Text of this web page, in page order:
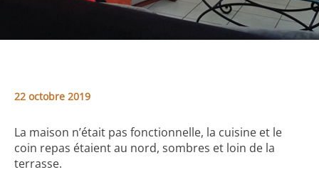
22 octobre 2019
La maison n’était pas fonctionnelle, la cuisine et le
coin repas étaient au nord, sombres et loin de la
terrasse.